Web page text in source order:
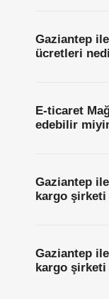
Gaziantep
ücretleri
E-ticaret
edebilir
Gaziantep
kargo
Gaziantep
kargo